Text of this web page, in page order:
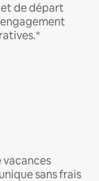
de départ
vacances
sans frais